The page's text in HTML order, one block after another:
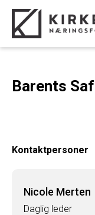
Barents
Kontaktpersoner
Nicole Merten
Daglig leder